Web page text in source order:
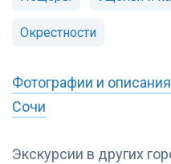
Экскурсии в других
Окрестности
Фотографии и
Сочи